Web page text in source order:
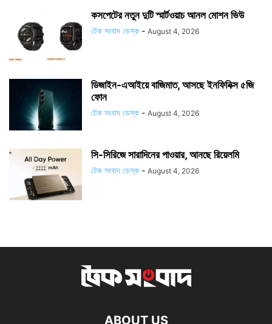
কসপেটের নতুন দুটি স্মার্টওয়াচ আনল মোশন ভিউ
টেক সংবাদ ডেস্ক - August 4, 2026
ডিজাইন-এআইয়ে বাজিমাত, আসছে ইনফিনিক্স ৫জি
ফোন
টেক সংবাদ ডেস্ক - August 4, 2026
সি-সিরিজে সারাদিনের পাওয়ার, আনছে রিয়েলমি
টেক সংবাদ ডেস্ক - August 4, 2026
ABOUT US